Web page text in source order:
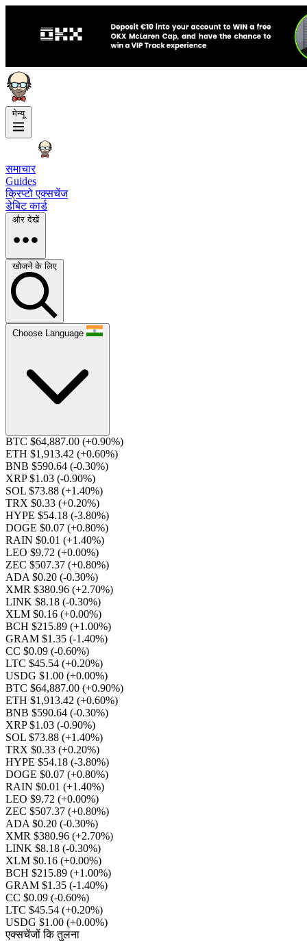
मेन्यू
समाचार
Guides
क्रिप्टो एक्सचेंज
डेबिट कार्ड
और देखें
खोजने के लिए
Choose Language
BTC $64,887.00 (+0.90%)
ETH $1,913.42 (+0.60%)
BNB $590.64 (-0.30%)
XRP $1.03 (-0.90%)
SOL $73.88 (+1.40%)
TRX $0.33 (+0.20%)
HYPE $54.18 (-3.80%)
DOGE $0.07 (+0.80%)
RAIN $0.01 (+1.40%)
LEO $9.72 (+0.00%)
ZEC $507.37 (+0.80%)
ADA $0.20 (-0.30%)
XMR $380.96 (+2.70%)
LINK $8.18 (-0.30%)
XLM $0.16 (+0.00%)
BCH $215.89 (+1.00%)
GRAM $1.35 (-1.40%)
CC $0.09 (-0.60%)
LTC $45.54 (+0.20%)
USDG $1.00 (+0.00%)
BTC $64,887.00 (+0.90%)
ETH $1,913.42 (+0.60%)
BNB $590.64 (-0.30%)
XRP $1.03 (-0.90%)
SOL $73.88 (+1.40%)
TRX $0.33 (+0.20%)
HYPE $54.18 (-3.80%)
DOGE $0.07 (+0.80%)
RAIN $0.01 (+1.40%)
LEO $9.72 (+0.00%)
ZEC $507.37 (+0.80%)
ADA $0.20 (-0.30%)
XMR $380.96 (+2.70%)
LINK $8.18 (-0.30%)
XLM $0.16 (+0.00%)
BCH $215.89 (+1.00%)
GRAM $1.35 (-1.40%)
CC $0.09 (-0.60%)
LTC $45.54 (+0.20%)
USDG $1.00 (+0.00%)
एक्सचेंजों कि तुलना